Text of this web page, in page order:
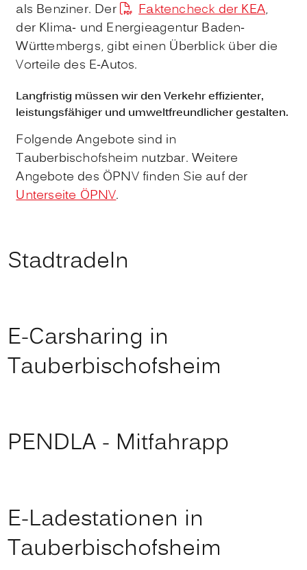
als Benziner. Der
Faktencheck der KEA,
der Klima- und Energieagentur Baden-
Württembergs, gibt einen Überblick über die
Vorteile des E-Autos.
Langfristig müssen wir den Verkehr effizienter,
leistungsfähiger und umweltfreundlicher gestalten.
Folgende Angebote sind in
Tauberbischofsheim nutzbar. Weitere
Angebote des ÖPNV finden Sie auf der
Unterseite ÖPNV.
Stadtradeln
E-Carsharing in
Tauberbischofsheim
PENDLA - Mitfahrapp
E-Ladestationen in
Tauberbischofsheim